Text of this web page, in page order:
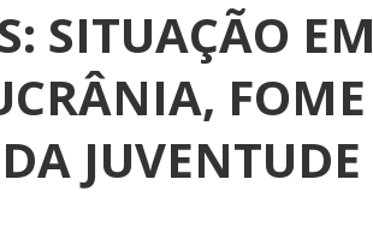
NO SEGUNDO TRIMESTRE
SITUAÇÃO EM
FOME
JUVENTUDE